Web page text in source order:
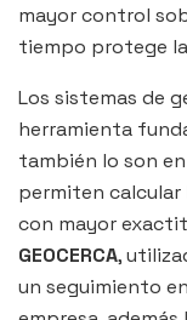
mayor control
tiempo protege
Los sistemas de
herramienta
también lo son
permiten
con mayor
GEOCERCA,
un seguimiento